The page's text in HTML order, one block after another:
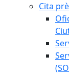
Cita